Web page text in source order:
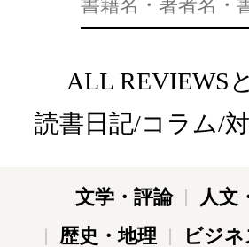
ALL REVIEWS
読書日記/コラム/
文学・評論 人文
歴史・地理
ビジ